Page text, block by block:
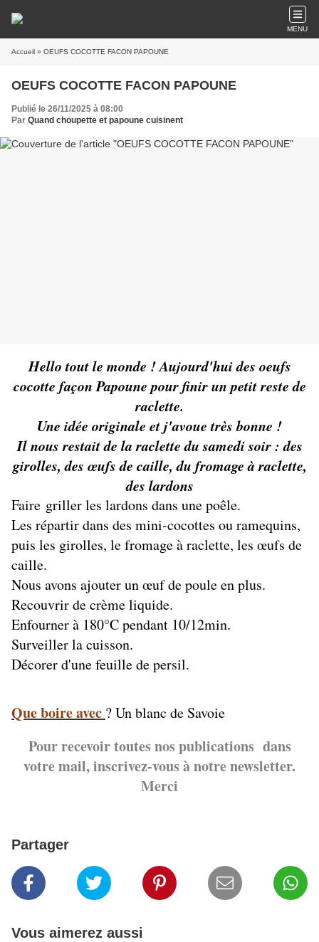
MENU
Accueil » OEUFS COCOTTE FACON PAPOUNE
OEUFS COCOTTE FACON PAPOUNE
Publié le 26/11/2025 à 08:00
Par Quand choupette et papoune cuisinent
Hello tout le monde ! Aujourd'hui des oeufs
cocotte façon Papoune pour finir un petit reste de
raclette.
Une idée originale et j'avoue très bonne !
Il nous restait de la raclette du samedi soir : des
girolles, des œufs de caille, du fromage à raclette,
des lardons
Faire griller les lardons dans une poêle.
Les répartir dans des mini-cocottes ou ramequins,
puis les girolles, le fromage à raclette, les œufs de
caille.
Nous avons ajouter un œuf de poule en plus.
Recouvrir de crème liquide.
Enfourner à 180°C pendant 10/12min.
Surveiller la cuisson.
Décorer d'une feuille de persil.
Que boire avec ? Un blanc de Savoie
Pour recevoir toutes nos publications dans
votre mail, inscrivez-vous à notre newsletter.
Merci
Partager
Vous aimerez aussi